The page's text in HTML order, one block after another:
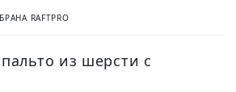
RAFTPRO
из шерсти с